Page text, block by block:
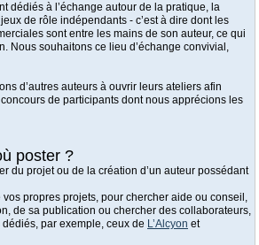
dédiés à l’échange autour de la pratique, la
de rôle indépendants - c’est à dire dont les
sont entre les mains de son auteur, ce qui
Nous souhaitons ce lieu d’échange convivial,
d’autres auteurs à ouvrir leurs ateliers afin
de participants dont nous apprécions les
poster ?
du projet ou de la création d’un auteur possédant
propres projets, pour chercher aide ou conseil,
de sa publication ou chercher des collaborateurs,
par exemple, ceux de L’Alcyon et